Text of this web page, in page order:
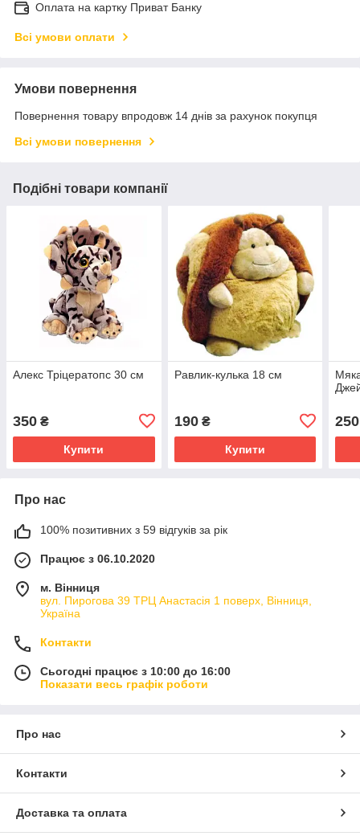
Оплата на картку Приват Банку
Всі умови оплати
Умови повернення
Повернення товару впродовж 14 днів за рахунок покупця
Всі умови повернення
Подібні товари компанії
Алекс Тріцератопс 30 см
350 ₴
Купити
Равлик-кулька 18 см
190₴
Купити
250
Про нас
100% позитивних з 59 відгуків за рік
Працює з 06.10.2020
м. Вінниця
вул. Пирогова 39 ТРЦ Анастасія 1 поверх, Вінниця,
Україна
Контакти
Сьогодні працює з 10:00 до 16:00
Показати весь графік роботи
Про нас
Контакти
Доставка та оплата